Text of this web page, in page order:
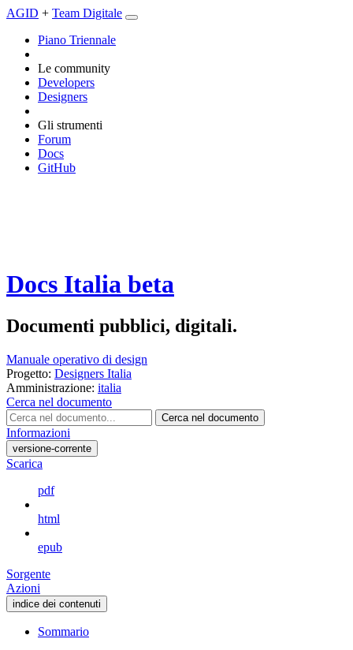
AGID + Team Digitale
Piano Triennale
Le community
Developers
Designers
Gli strumenti
Forum
Docs
GitHub
Docs Italia beta
Documenti pubblici, digitali.
Manuale operativo di design
Progetto: Designers Italia
Amministrazione: italia
Cerca nel documento
Cerca nel documento
Informazioni
versione-corrente
Scarica
pdf
html
epub
Sorgente
Azioni
indice dei contenuti
Sommario